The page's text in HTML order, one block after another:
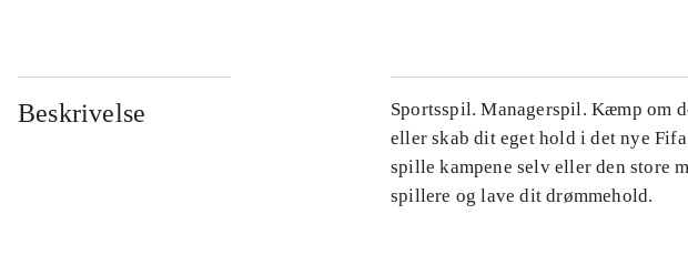
Beskrivelse
Sportsspil. Managerspil. Kæmp om
eller skab dit eget hold i det nye
spille kampene selv eller den store
spillere og lave dit drømmehold.